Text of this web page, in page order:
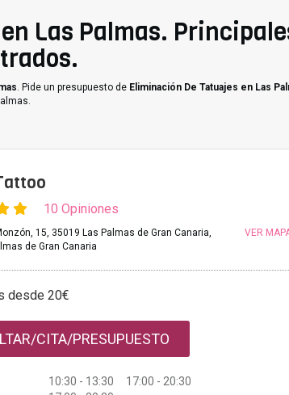
Las Palmas.
. Pide un presupuesto de Eliminación De Tatuajes en Las
10 Opiniones
15, 35019 Las Palmas de Gran Canaria,
de Gran Canaria
VER
desde 20€
CITA/PRESUPUESTO
10:30 - 13:30 17:00 - 20:30